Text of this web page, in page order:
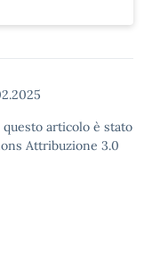
articolo è stato
Attribuzione 3.0